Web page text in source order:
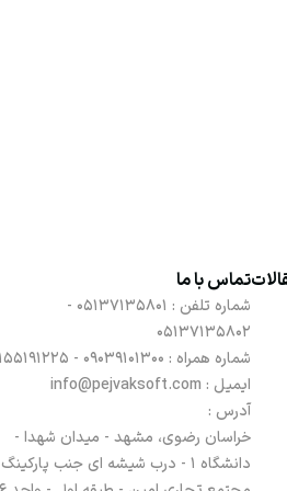
تماس با ما
شماره تلفن :
05137135801 -
05137135802
شماره همراه : 09039101300 - 09155191225
ایمیل : info@pejvaksoft.com
آدرس :
خراسان رضوی، مشهد - میدان شهدا -
دانشگاه 1 - درب شیشه ای جنب پارکینگ